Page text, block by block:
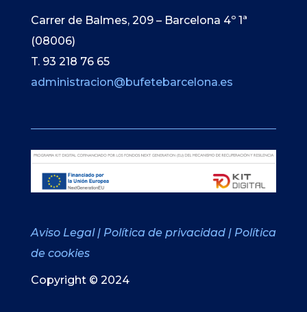
Carrer de Balmes, 209 – Barcelona 4º 1ª
(08006)
T. 93 218 76 65
administracion@bufetebarcelona.es
Aviso Legal | Política de privacidad | Política
de cookies
Copyright © 2024